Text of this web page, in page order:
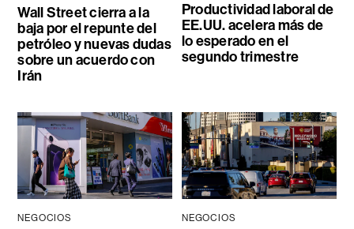
Wall Street cierra a la
baja por el repunte del
petróleo y nuevas dudas
sobre un acuerdo con
Irán
Productividad laboral de
EE.UU. acelera más de
lo esperado en el
segundo trimestre
NEGOCIOS NEGOCIOS